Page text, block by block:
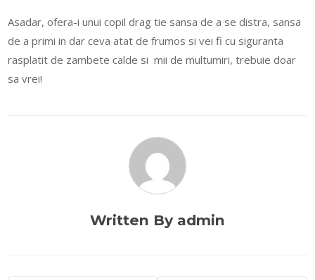
Asadar, ofera-i unui copil drag tie sansa de a se distra, sansa
de a primi in dar ceva atat de frumos si vei fi cu siguranta
rasplatit de zambete calde si mii de multumiri, trebuie doar
sa vrei!
Written By admin